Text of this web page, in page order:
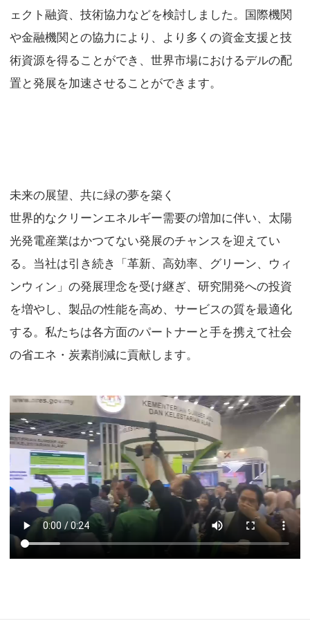
ェクト融資、技術協力などを検討しました。国際機関
や金融機関との協力により、より多くの資金支援と技
術資源を得ることができ、世界市場におけるデルの配
置と発展を加速させることができます。
未来の展望、共に緑の夢を築く
世界的なクリーンエネルギー需要の増加に伴い、太陽
光発電産業はかつてない発展のチャンスを迎えてい
る。当社は引き続き「革新、高効率、グリーン、ウィ
ンウィン」の発展理念を受け継ぎ、研究開発への投資
を増やし、製品の性能を高め、サービスの質を最適化
する。私たちは各方面のパートナーと手を携えて社会
の省エネ・炭素削減に貢献します。